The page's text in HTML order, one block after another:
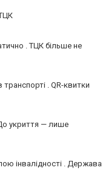
. ТЦК більше не
транспорті . QR-квитки
укриття — лише
інвалідності . Держава